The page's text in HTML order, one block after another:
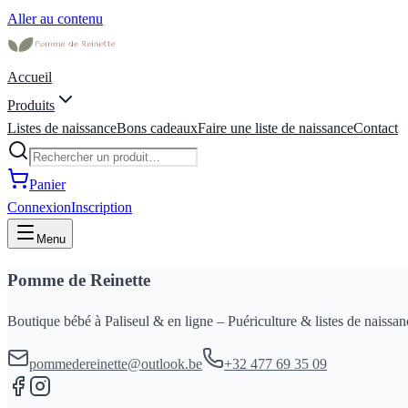
Aller au contenu
Accueil
Produits
Listes de naissanceBons cadeauxFaire une liste de naissanceContact
Panier
ConnexionInscription
Menu
Pomme de Reinette
Boutique bébé à Paliseul & en ligne – Puériculture & listes de
pommedereinette@outlook.be +32 477 69 35 09